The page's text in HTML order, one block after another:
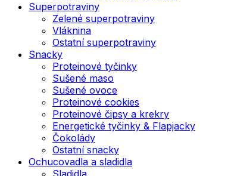
Superpotraviny
Zelené superpotraviny
Vláknina
Ostatní superpotraviny
Snacky
Proteinové tyčinky
Sušené maso
Sušené ovoce
Proteinové cookies
Proteinové čipsy a krekry
Energetické tyčinky & Flapjacky
Čokolády
Ostatní snacky
Ochucovadla a sladidla
Sladidla